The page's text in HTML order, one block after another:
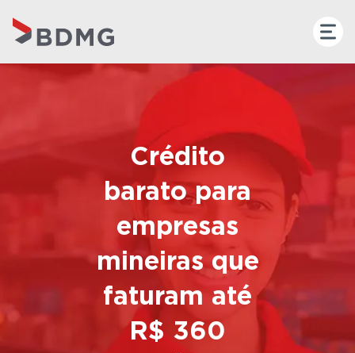
Crédito
barato para
empresas
mineiras que
faturam até
R$ 360